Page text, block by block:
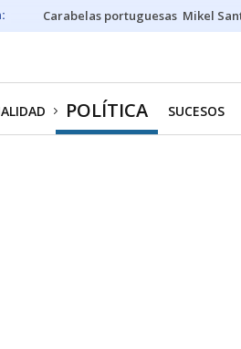
Carabelas portuguesas Mikel
POLÍTICA SUCESOS